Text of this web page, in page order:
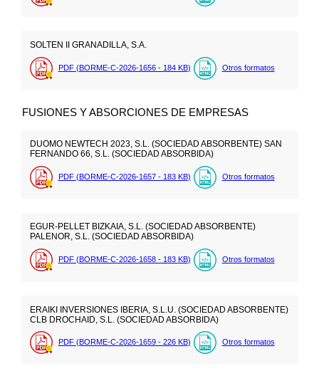
SOLTEN II GRANADILLA, S.A.
PDF (BORME-C-2026-1656 - 184 KB) Otros formatos
FUSIONES Y ABSORCIONES DE EMPRESAS
DUOMO NEWTECH 2023, S.L. (SOCIEDAD ABSORBENTE) SAN
FERNANDO 66, S.L. (SOCIEDAD ABSORBIDA)
PDF (BORME-C-2026-1657 - 183 KB) Otros formatos
EGUR-PELLET BIZKAIA, S.L. (SOCIEDAD ABSORBENTE)
PALENOR, S.L. (SOCIEDAD ABSORBIDA)
PDF (BORME-C-2026-1658 - 183 KB) Otros formatos
ERAIKI INVERSIONES IBERIA, S.L.U. (SOCIEDAD ABSORBENTE)
CLB DROCHAID, S.L. (SOCIEDAD ABSORBIDA)
PDF (BORME-C-2026-1659 - 226 KB) Otros formatos